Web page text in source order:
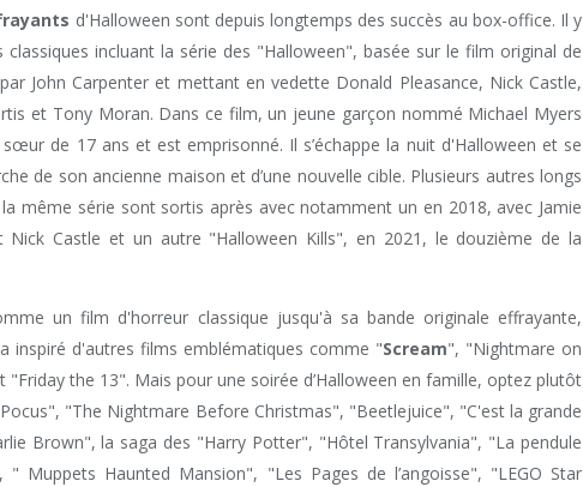
d'Halloween sont depuis longtemps des succès au box-office. Il y
classiques incluant la série des "Halloween", basée sur le film original de
John Carpenter et mettant en vedette Donald Pleasance, Nick Castle,
et Tony Moran. Dans ce film, un jeune garçon nommé Michael Myers
sœur de 17 ans et est emprisonné. Il s’échappe la nuit d'Halloween et se
de son ancienne maison et d’une nouvelle cible. Plusieurs autres longs
même série sont sortis après avec notamment un en 2018, avec Jamie
Nick Castle et un autre "Halloween Kills", en 2021, le douzième de la
un film d'horreur classique jusqu'à sa bande originale effrayante,
inspiré d'autres films emblématiques comme "Scream", "Nightmare on
"Friday the 13". Mais pour une soirée d’Halloween en famille, optez plutôt
"The Nightmare Before Christmas", "Beetlejuice", "C'est la grande
Brown", la saga des "Harry Potter", "Hôtel Transylvania", "La pendule
" Muppets Haunted Mansion", "Les Pages de l’angoisse", "LEGO Star